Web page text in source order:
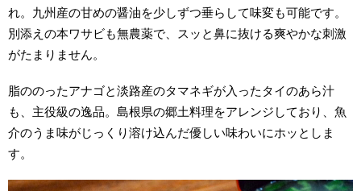
れ。九州産の甘めの醤油を少しずつ垂らして味変も可能です。
別添えの本ワサビも無農薬で、スッと鼻に抜ける爽やかな刺激
がたまりません。
脂ののったアナゴと淡路産のタマネギが入ったタイのあら汁
も、主役級の逸品。島根県の郷土料理をアレンジしており、魚
介のうま味がじっくり溶け込んだ優しい味わいにホッとしま
す。